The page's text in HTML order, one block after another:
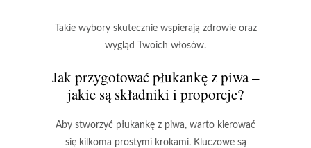
Takie wybory skutecznie wspierają zdrowie oraz
wygląd
Twoich włosów.
Jak przygotować płukankę z piwa –
jakie są składniki i proporcje?
Aby stworzyć płukankę z piwa, warto kierować
się kilkoma prostymi krokami. Kluczowe są